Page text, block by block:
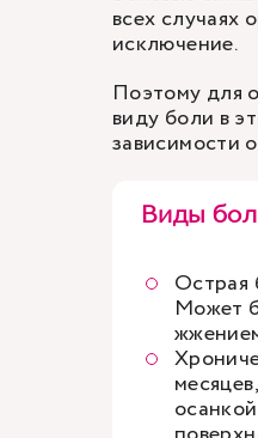
всех случаях
исключение.
Поэтому для
виду боли в
зависимости
Виды
Острая
Может